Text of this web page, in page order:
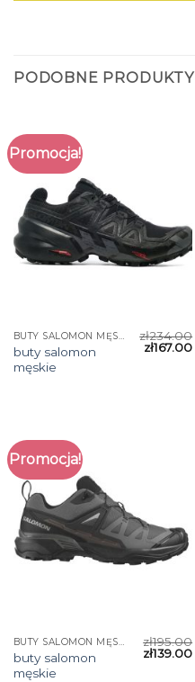
PODOBNE PRODUKTY
Promocja!
BUTY SALOMON MĘSKIE
buty salomon
męskie
zł234.00
zł167.00
Promocja!
BUTY SALOMON MĘSKIE
buty salomon
męskie
zł195.00
zł139.00